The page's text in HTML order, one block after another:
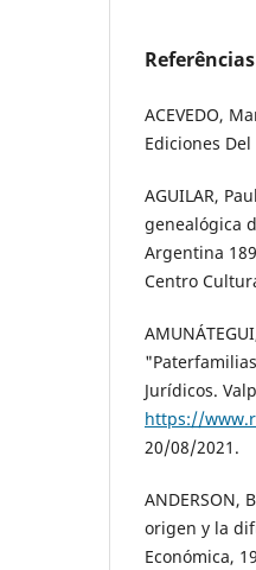
Referências
ACEVEDO,
Ediciones
AGUILAR,
genealógica
Argentina
Centro
Jurídicos.
https://
20/08/2021.
ANDERSON,
origen y la
Económica,